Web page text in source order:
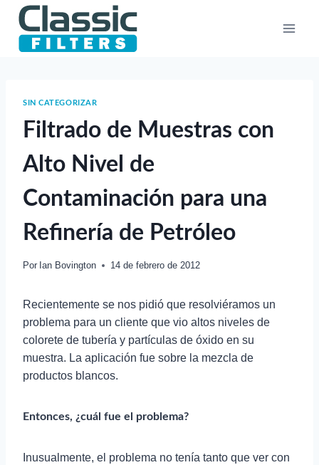
Saltar
contenido
SIN CATEGORIZAR
Filtrado de Muestras con
Alto Nivel de
Contaminación para una
Refinería de Petróleo
Por Ian Bovington 14 de febrero de 2012
Recientemente se nos pidió que resolviéramos un
problema para un cliente que vio altos niveles de
colorete de tubería y partículas de óxido en su
muestra. La aplicación fue sobre la mezcla de
productos blancos.
Entonces, ¿cuál fue el problema?
Inusualmente, el problema no tenía tanto que ver con